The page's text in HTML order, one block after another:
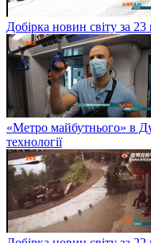
Добірка новин світу за
«Метро майбутнього» в
технології